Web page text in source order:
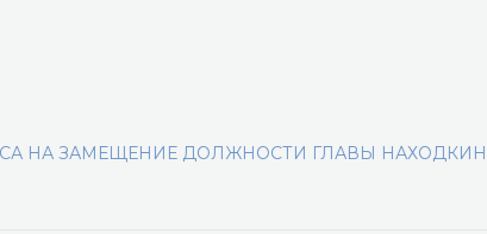
НА ЗАМЕЩЕНИЕ ДОЛЖНОСТИ ГЛАВЫ